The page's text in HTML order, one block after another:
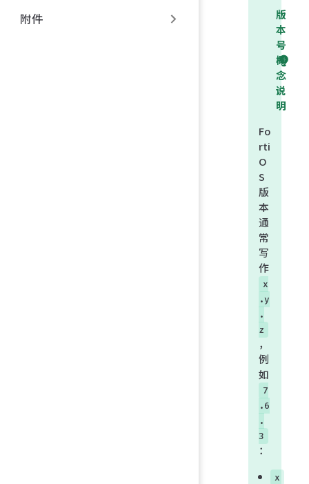
附件
版
本
号
概
念
说
明
Fo
rti
O
S
版
本
通
常
写
作
x
.y
.
z
，
例
如
7
.6
.
3
：
x